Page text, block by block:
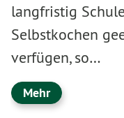
langfristig
Selbstkochen
verfügen, so…
Mehr